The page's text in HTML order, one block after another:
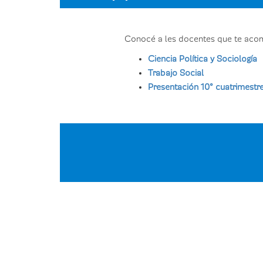
Conocé a les docentes que te
Ciencia Política y Sociología
Trabajo Social
Presentación 10°